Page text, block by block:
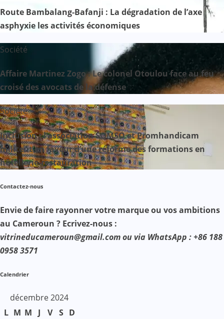
Route Bambalang-Bafanji : La dégradation de l’axe
asphyxie les activités économiques
Société
Affaire Martinez Zogo : Le colonel Otoulou face au feu
croisé des avocats de la défense
Société
Inclusion : l’association SOMSO et Promhandicam
militent en faveur d’une réforme des formations en
hôtellerie-restauration
Contactez-nous
Envie de faire rayonner votre marque ou vos ambitions
au Cameroun ? Ecrivez-nous :
vitrineducameroun@gmail.com ou via WhatsApp : +86 188
0958 3571
Calendrier
décembre 2024
L M M J V S D